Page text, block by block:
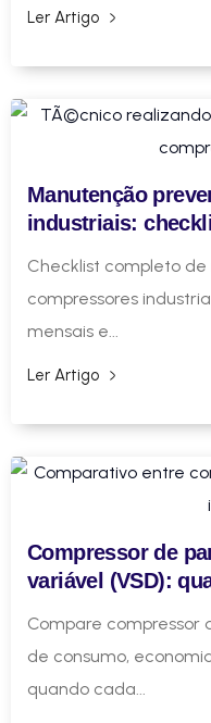
Ler Artigo
Manutenção
industriais:
Checklist completo
compressores
mensais e...
Ler Artigo
Compressor de
variável (VSD):
Compare compressor
de consumo,
quando cada...